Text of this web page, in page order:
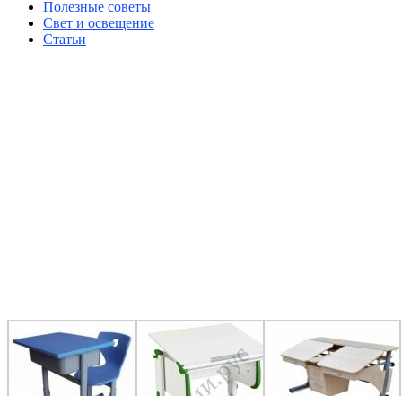
Полезные советы
Свет и освещение
Статьи